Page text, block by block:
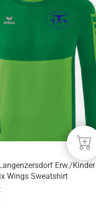
Erw./Kinder
Wings Sweatshirt